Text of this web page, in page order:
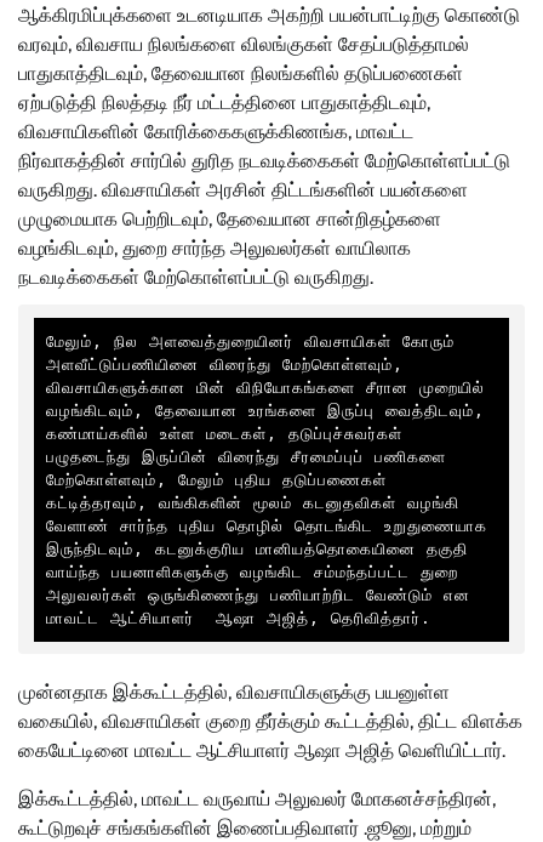
ஆக்கிரமிப்புக்களை உடனடியாக அகற்றி பயன்பாட்டிற்கு கொண்டு
வரவும், விவசாய நிலங்களை விலங்குகள் சேதப்படுத்தாமல்
பாதுகாத்திடவும், தேவையான நிலங்களில் தடுப்பணைகள்
ஏற்படுத்தி நிலத்தடி நீர் மட்டத்தினை பாதுகாத்திடவும்,
விவசாயிகளின் கோரிக்கைகளுக்கிணங்க, மாவட்ட
நிர்வாகத்தின் சார்பில் துரித நடவடிக்கைகள் மேற்கொள்ளப்பட்டு
வருகிறது. விவசாயிகள் அரசின் திட்டங்களின் பயன்களை
முழுமையாக பெற்றிடவும், தேவையான சான்றிதழ்களை
வழங்கிடவும், துறை சார்ந்த அலுவலர்கள் வாயிலாக
நடவடிக்கைகள் மேற்கொள்ளப்பட்டு வருகிறது.
மேலும், நில அளவைத்துறையினர் விவசாயிகள் கோரும்
அளவீட்டுப்பணியினை விரைந்து மேற்கொள்ளவும்,
விவசாயிகளுக்கான மின் விநியோகங்களை சீரான முறையில்
வழங்கிடவும், தேவையான உரங்களை இருப்பு வைத்திடவும்,
கண்மாய்களில் உள்ள மடைகள், தடுப்புச்சுவர்கள்
பழுதடைந்து இருப்பின் விரைந்து சீரமைப்புப் பணிகளை
மேற்கொள்ளவும், மேலும் புதிய தடுப்பணைகள்
கட்டித்தரவும், வங்கிகளின் மூலம் கடனுதவிகள் வழங்கி
வேளாண் சார்ந்த புதிய தொழில் தொடங்கிட உறுதுணையாக
இருந்திடவும், கடனுக்குரிய மானியத்தொகையினை தகுதி
வாய்ந்த பயனாளிகளுக்கு வழங்கிட சம்மந்தப்பட்ட துறை
அலுவலர்கள் ஒருங்கிணைந்து பணியாற்றிட வேண்டும் என
மாவட்ட ஆட்சியாளர்  ஆஷா அஜித், தெரிவித்தார்.
முன்னதாக இக்கூட்டத்தில், விவசாயிகளுக்கு பயனுள்ள
வகையில், விவசாயிகள் குறை தீர்க்கும் கூட்டத்தில், திட்ட விளக்க
கையேட்டினை மாவட்ட ஆட்சியாளர் ஆஷா அஜித் வெளியிட்டார்.
இக்கூட்டத்தில், மாவட்ட வருவாய் அலுவலர் மோகனச்சந்திரன்,
கூட்டுறவுச் சங்கங்களின் இணைப்பதிவாளர் .ஜூனு, மற்றும்